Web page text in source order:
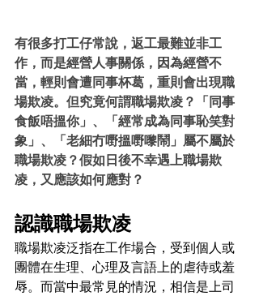
有很多打工仔常說，返工最難並非工
作，而是經營人事關係，因為經營不
當，輕則會遭同事杯葛，重則會出現職
場欺凌。但究竟何謂職場欺凌？「同事
食飯唔搵你」、「經常成為同事恥笑對
象」、「老細冇嘢搵嘢嚟鬧」屬不屬於
職場欺凌？假如日後不幸遇上職場欺
凌，又應該如何應對？
認識職場欺凌
職場欺凌泛指在工作場合，受到個人或
團體在生理、心理及言語上的虐待或羞
辱。而當中最常見的情況，相信是上司